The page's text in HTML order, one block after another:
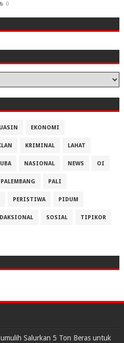
0
EKONOMI
KRIMINAL LAHAT
NASIONAL NEWS OI
PALEMBANG PALI
PERISTIWA PIDUM
SOSIAL TIPIKOR
Salurkan 5 Ton Beras untuk